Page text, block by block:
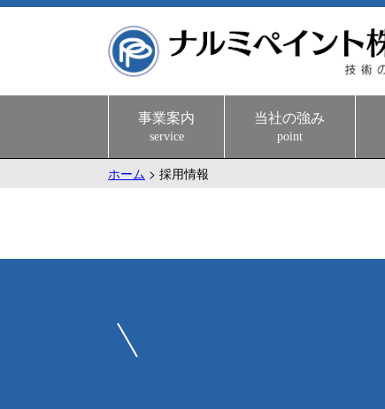
事業案内
service
当社の強み
point
ホーム > 採用情報